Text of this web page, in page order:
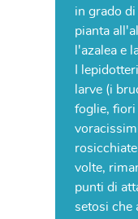
in grado
pianta
l'azalea e
I
larve (i
foglie, fiori
volte,
punti di
setosi che